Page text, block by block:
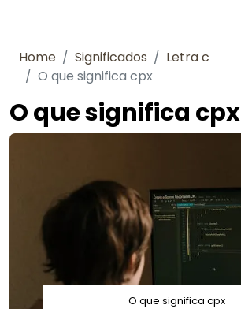
Home Significados
Letra c
O que significa cpx
O que significa cpx
O que significa cpx